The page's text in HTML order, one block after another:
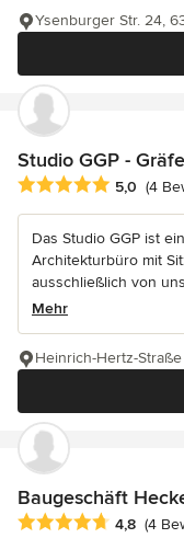
Ysenburger Str. 24,
Studio GGP -
Durchschnittliche
5,0 (4
Das Studio GGP ist
Architekturbüro mit
ausschließlich von
Mehr
Heinrich-Hertz-
Baugeschäft
Durchschnittliche
4,8 (4